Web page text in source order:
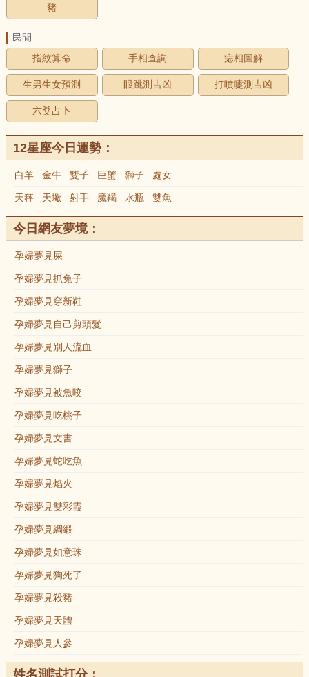
豬
民間
指紋算命
手相查詢 痣相圖解
生男生女預測 眼跳測吉凶 打噴嚏測吉凶
六爻占卜
12星座今日運勢：
白羊 金牛 雙子 巨蟹 獅子 處女
天秤 天蠍 射手 魔羯 水瓶 雙魚
今日網友夢境：
孕婦夢見屎
孕婦夢見抓兔子
孕婦夢見穿新鞋
孕婦夢見自己剪頭髮
孕婦夢見別人流血
孕婦夢見獅子
孕婦夢見被魚咬
孕婦夢見吃桃子
孕婦夢見文書
孕婦夢見蛇吃魚
孕婦夢見焰火
孕婦夢見雙彩霞
孕婦夢見綢緞
孕婦夢見如意珠
孕婦夢見狗死了
孕婦夢見殺豬
孕婦夢見天體
孕婦夢見人參
姓名測試打分：